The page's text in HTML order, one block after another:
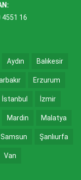
4551 16
Aydın Balıkesir
Erzurum
İstanbul İzmir
Mardin Malatya
Samsun Şanlıurfa
Van